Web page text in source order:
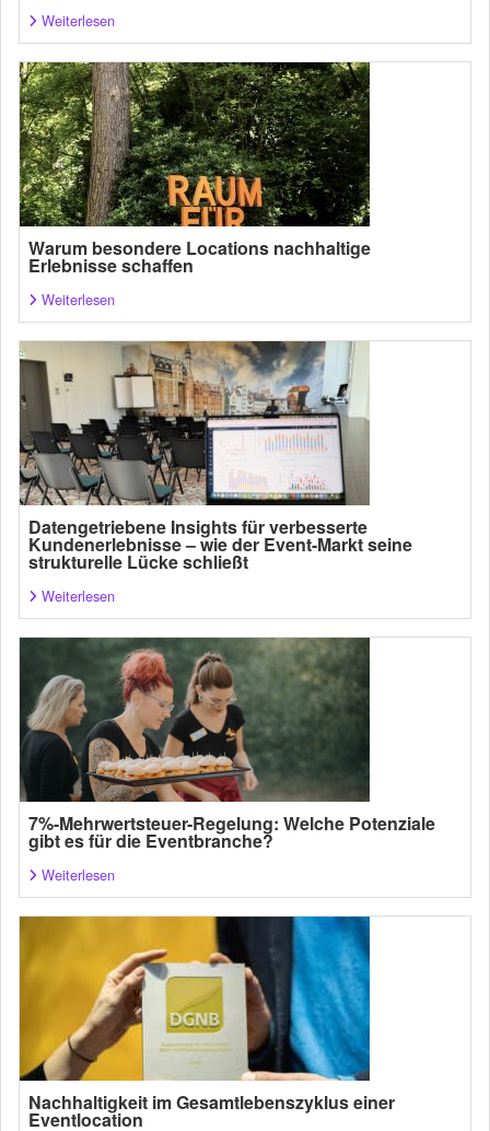
Weiterlesen
Warum besondere Locations nachhaltige
Erlebnisse schaffen
Weiterlesen
Datengetriebene Insights für verbesserte
Kundenerlebnisse – wie der Event-Markt seine
strukturelle Lücke schließt
Weiterlesen
7%-Mehrwertsteuer-Regelung: Welche Potenziale
gibt es für die Eventbranche?
Weiterlesen
Nachhaltigkeit im Gesamtlebenszyklus einer
Eventlocation